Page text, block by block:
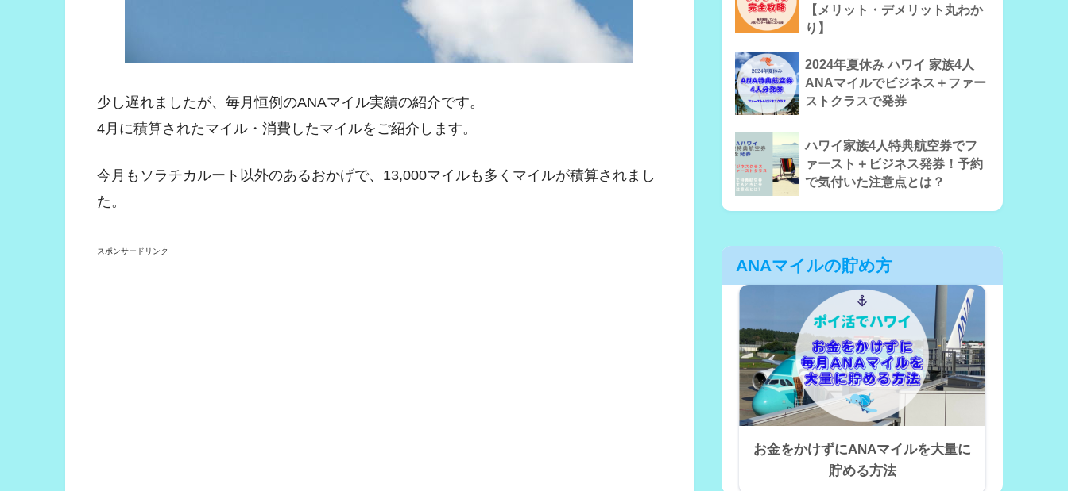
少し遅れましたが、毎月恒例のANAマイル実績の紹介です。
4月に積算されたマイル・消費したマイルをご紹介します。
今月もソラチカルート以外のあるおかげで、13,000マイルも多くマイルが積算されまし
た。
スポンサードリンク
【メリット・デメリット丸わか
り】
2024年夏休み ハワイ 家族4人
ANAマイルでビジネス＋ファー
ストクラスで発券
ハワイ家族4人特典航空券でフ
ァースト＋ビジネス発券！予約
で気付いた注意点とは？
ANAマイルの貯め方
お金をかけずにANAマイルを大量に
貯める方法